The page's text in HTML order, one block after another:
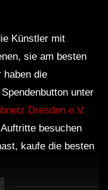
Künstler mit
sie am besten
haben die
unter
Dresden e.V.
besuchen
kaufe die besten